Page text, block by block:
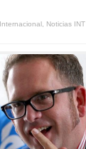
Internacional Noticias INT